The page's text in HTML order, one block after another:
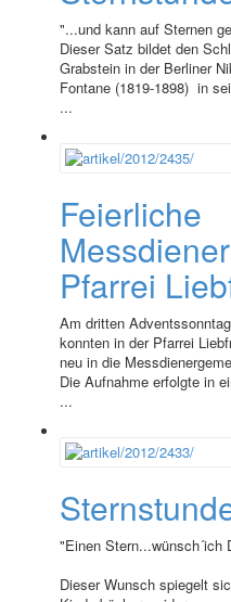
"...und kann auf Sternen
Dieser Satz bildet den
Grabstein in der Berliner
Fontane (1819-1898) in
...
Feierliche
Pfarrei
Am dritten
konnten in der Pfarrei
neu in die
Die Aufnahme erfolgte in
...
"Einen Stern...wünsch´ich
Dieser Wunsch spiegelt